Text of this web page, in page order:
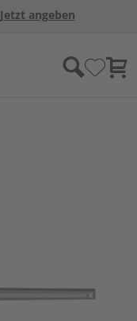
Jetzt angeben